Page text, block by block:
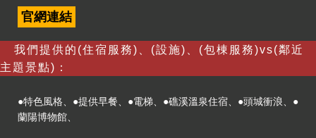
官網連結
我們提供的(住宿服務)、(設施)、(包棟服務)vs(鄰近
主題景點)：
●特色風格、●提供早餐、●電梯、●礁溪溫泉住宿、●頭城衝浪、●
蘭陽博物館、